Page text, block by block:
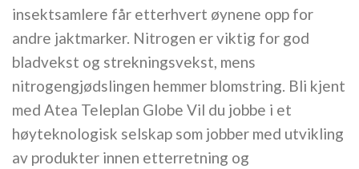
insektsamlere får etterhvert øynene opp for
andre jaktmarker. Nitrogen er viktig for god
bladvekst og strekningsvekst, mens
nitrogengjødslingen hemmer blomstring. Bli kjent
med Atea Teleplan Globe Vil du jobbe i et
høyteknologisk selskap som jobber med utvikling
av produkter innen etterretning og